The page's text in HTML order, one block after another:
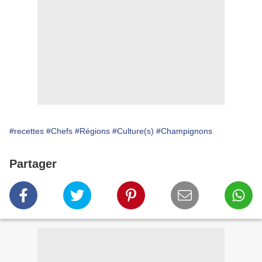
#recettes #Chefs #Régions #Culture(s) #Champignons
Partager